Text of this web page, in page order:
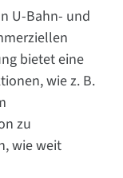
U-Bahn- und
bietet eine
wie z. B.
zu
wie weit